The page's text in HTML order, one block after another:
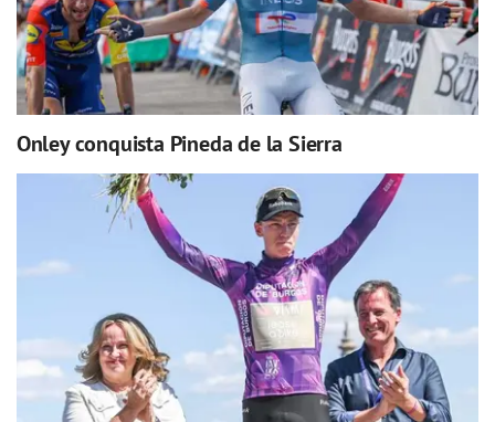
Onley conquista Pineda de la Sierra